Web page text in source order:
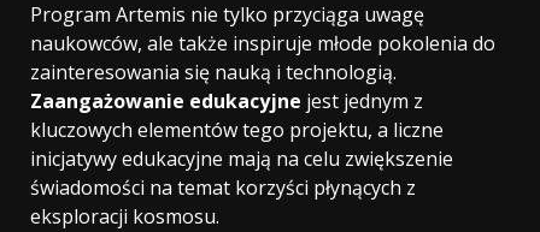
Program Artemis nie tylko przyciąga uwagę
naukowców, ale także inspiruje młode pokolenia do
zainteresowania się nauką i technologią.
Zaangażowanie edukacyjne jest jednym z
kluczowych elementów tego projektu, a liczne
inicjatywy edukacyjne mają na celu zwiększenie
świadomości na temat korzyści płynących z
eksploracji kosmosu.